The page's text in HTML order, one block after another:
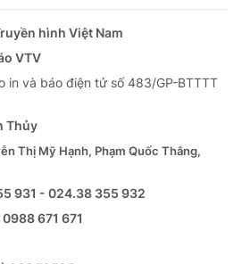
hình Việt Nam
VTV
in và báo điện tử số 483/GP-BTTTT
Thủy
Thị Mỹ Hạnh, Phạm Quốc Thắng,
931 - 024.38 355 932
0988 671 671